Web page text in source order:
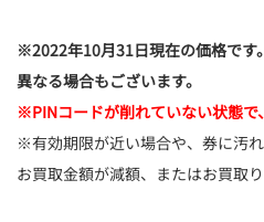
※2022年10月31日現在の価格です
異なる場合もございます。
※PINコードが削れていない状態で
※有効期限が近い場合や、券に汚
お買取金額が減額、またはお買取